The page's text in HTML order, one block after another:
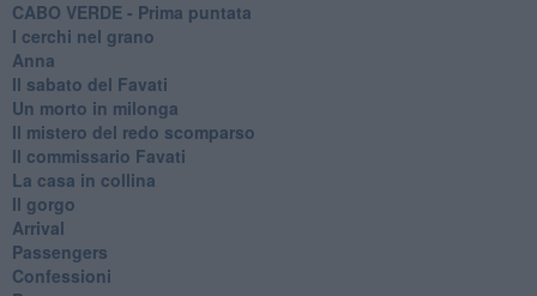
CABO VERDE - Prima puntata
I cerchi nel grano
Anna
Il sabato del Favati
Un morto in milonga
Il mistero del redo scomparso
Il commissario Favati
La casa in collina
Il gorgo
Arrival
Passengers
Confessioni